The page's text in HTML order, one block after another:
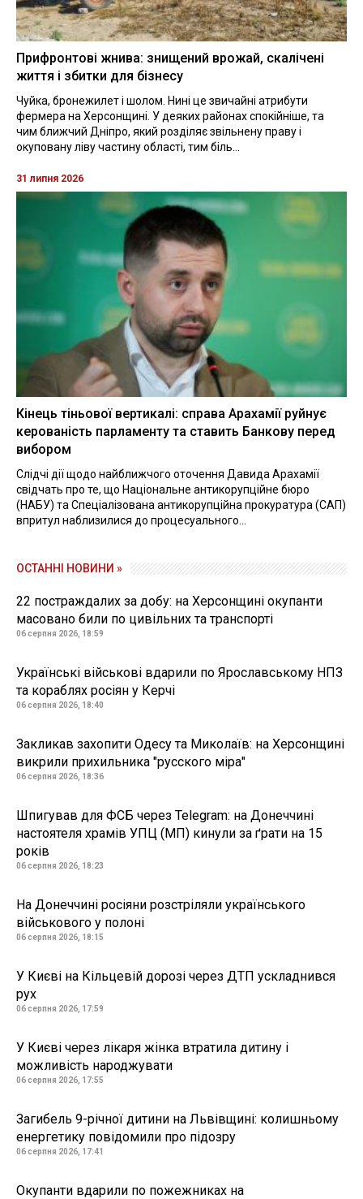
Прифронтові жнива: знищений врожай, скалічені
життя і збитки для бізнесу
Чуйка, бронежилет і шолом. Нині це звичайні атрибути
фермера на Херсонщині. У деяких районах спокійніше, та
чим ближчий Дніпро, який розділяє звільнену праву і
окуповану ліву частину області, тим біль...
31 липня 2026
Кінець тіньової вертикалі: справа Арахамії руйнує
керованість парламенту та ставить Банкову перед
вибором
Слідчі дії щодо найближчого оточення Давида Арахамії
свідчать про те, що Національне антикорупційне бюро
(НАБУ) та Спеціалізована антикорупційна прокуратура (САП)
впритул наблизилися до процесуального...
ОСТАННІ НОВИНИ »
22 постраждалих за добу: на Херсонщині окупанти
масовано били по цивільних та транспорті
06 серпня 2026, 18:59
Українські військові вдарили по Ярославському НПЗ
та кораблях росіян у Керчі
06 серпня 2026, 18:40
Закликав захопити Одесу та Миколаїв: на Херсонщині
викрили прихильника "русского міра"
06 серпня 2026, 18:36
Шпигував для ФСБ через Telegram: на Донеччині
настоятеля храмів УПЦ (МП) кинули за ґрати на 15
років
06 серпня 2026, 18:23
На Донеччині росіяни розстріляли українського
військового у полоні
06 серпня 2026, 18:15
У Києві на Кільцевій дорозі через ДТП ускладнився
рух
06 серпня 2026, 17:59
У Києві через лікаря жінка втратила дитину і
можливість народжувати
06 серпня 2026, 17:55
Загибель 9-річної дитини на Львівщині: колишньому
енергетику повідомили про підозру
06 серпня 2026, 17:41
Окупанти вдарили по пожежниках на